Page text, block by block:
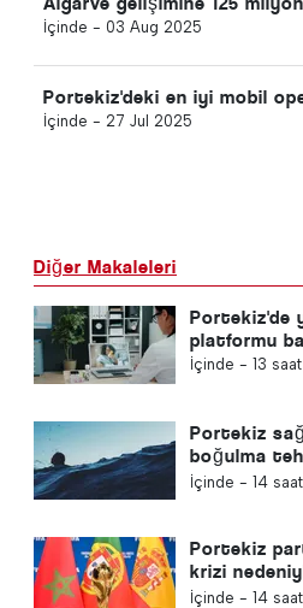
İçinde - 03 Aug 2025
Portekiz'deki en iyi mobil
İçinde - 27 Jul 2025
Diğer Makaleleri
Portekiz'de
platformu
İçinde - 13
Portekiz
boğulma
uyardı
İçinde - 14
Portekiz
krizi
Kupası ev
İçinde - 14